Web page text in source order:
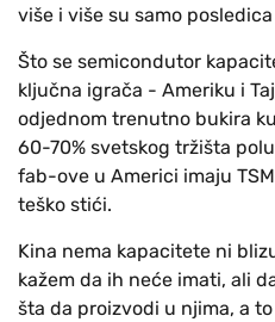
više i više su samo
Što se semicondutor
ključna igrača - Ameriku i
odjednom trenutno bukira
60-70% svetskog tržišta
fab-ove u Americi imaju
teško stići.
Kina nema kapacitete ni
kažem da ih neće imati, ali
šta da proizvodi u njima, a